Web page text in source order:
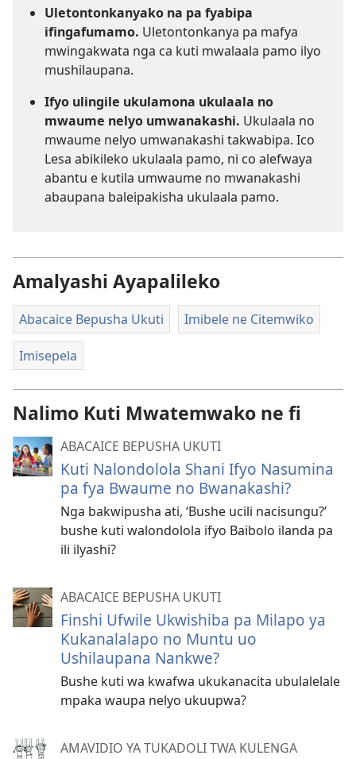
Uletontonkanyako na pa fyabipa
ifingafumamo. Uletontonkanya pa mafya
mwingakwata nga ca kuti mwalaala pamo ilyo
mushilaupana.
Ifyo ulingile ukulamona ukulaala no
mwaume nelyo umwanakashi. Ukulaala no
mwaume nelyo umwanakashi takwabipa. Ico
Lesa abikileko ukulaala pamo, ni co alefwaya
abantu e kutila umwaume no mwanakashi
abaupana baleipakisha ukulaala pamo.
Amalyashi Ayapalileko
Abacaice Bepusha Ukuti Imibele ne Citemwiko
Imisepela
Nalimo Kuti Mwatemwako ne fi
ABACAICE BEPUSHA UKUTI
Kuti Nalondolola Shani Ifyo Nasumina
pa fya Bwaume no Bwanakashi?
Nga bakwipusha ati, ‘Bushe ucili nacisungu?’
bushe kuti walondolola ifyo Baibolo ilanda pa
ili ilyashi?
ABACAICE BEPUSHA UKUTI
Finshi Ufwile Ukwishiba pa Milapo ya
Kukanalalapo no Muntu uo
Ushilaupana Nankwe?
Bushe kuti wa kwafwa ukukanacita ubulalelale
mpaka waupa nelyo ukuupwa?
AMAVIDIO YA TUKADOLI TWA KULENGA